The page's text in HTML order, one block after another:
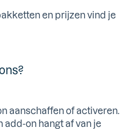
en prijzen vind je
aanschaffen of activeren.
add-on hangt af van je